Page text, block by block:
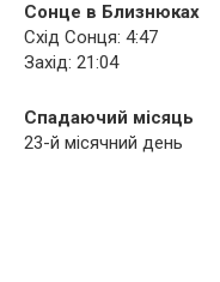
Сонце в Близнюках
Схід Сонця: 4:47
Захід: 21:04
Спадаючий місяць
23-й місячний день